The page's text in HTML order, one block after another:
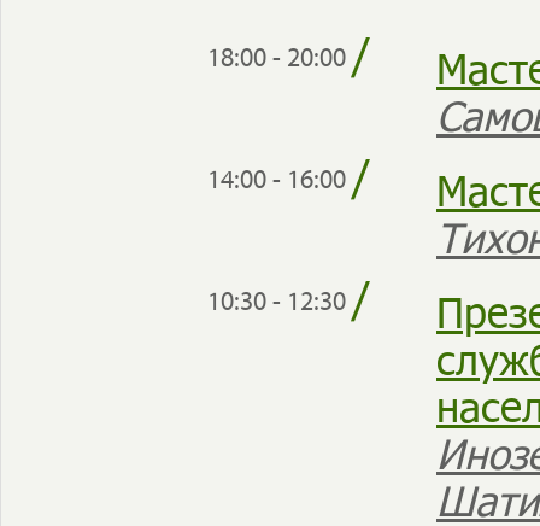
18:00 - 20:00/
14:00 - 16:00/
10:30 - 12:30/